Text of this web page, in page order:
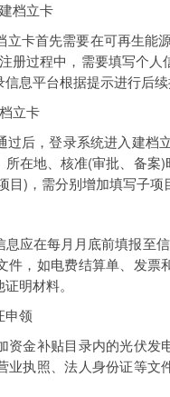
档立卡
卡首先需要在可再生能
册过程中，需要填写个
息平台根据提示进行后
立卡
，登录系统进入建档
在地、核准(审批、备
目)，需分别增加填写子项
在每月月底前填报至信
件，如电费结算单、发
明材料。
领
金补贴目录内的光伏发
业执照、法人身份证等